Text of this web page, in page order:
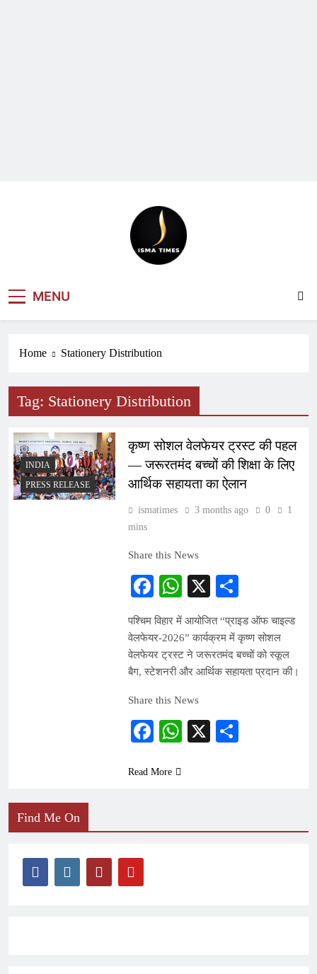
MENU
Home Stationery Distribution
Tag: Stationery Distribution
INDIA
PRESS RELEASE
कृष्ण सोशल वेलफेयर ट्रस्ट की पहल
— जरूरतमंद बच्चों की शिक्षा के लिए
आर्थिक सहायता का ऐलान
ismatimes 3 months ago 0
1
mins
Share this News
Facebook
WhatsApp
X
पश्चिम विहार में आयोजित “प्राइड ऑफ चाइल्ड
वेलफेयर-2026” कार्यक्रम में कृष्ण सोशल
वेलफेयर ट्रस्ट ने जरूरतमंद बच्चों को स्कूल
बैग, स्टेशनरी और आर्थिक सहायता प्रदान की।
Share this News
Facebook
WhatsApp
X
Read More
Find Me On